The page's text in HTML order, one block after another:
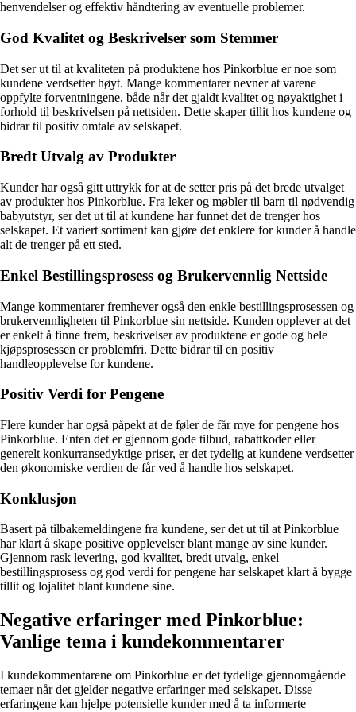
henvendelser og effektiv håndtering av eventuelle problemer.
God Kvalitet og Beskrivelser som Stemmer
Det ser ut til at kvaliteten på produktene hos Pinkorblue er noe som
kundene verdsetter høyt. Mange kommentarer nevner at varene
oppfylte forventningene, både når det gjaldt kvalitet og nøyaktighet i
forhold til beskrivelsen på nettsiden. Dette skaper tillit hos kundene og
bidrar til positiv omtale av selskapet.
Bredt Utvalg av Produkter
Kunder har også gitt uttrykk for at de setter pris på det brede utvalget
av produkter hos Pinkorblue. Fra leker og møbler til barn til nødvendig
babyutstyr, ser det ut til at kundene har funnet det de trenger hos
selskapet. Et variert sortiment kan gjøre det enklere for kunder å handle
alt de trenger på ett sted.
Enkel Bestillingsprosess og Brukervennlig Nettside
Mange kommentarer fremhever også den enkle bestillingsprosessen og
brukervennligheten til Pinkorblue sin nettside. Kunden opplever at det
er enkelt å finne frem, beskrivelser av produktene er gode og hele
kjøpsprosessen er problemfri. Dette bidrar til en positiv
handleopplevelse for kundene.
Positiv Verdi for Pengene
Flere kunder har også påpekt at de føler de får mye for pengene hos
Pinkorblue. Enten det er gjennom gode tilbud, rabattkoder eller
generelt konkurransedyktige priser, er det tydelig at kundene verdsetter
den økonomiske verdien de får ved å handle hos selskapet.
Konklusjon
Basert på tilbakemeldingene fra kundene, ser det ut til at Pinkorblue
har klart å skape positive opplevelser blant mange av sine kunder.
Gjennom rask levering, god kvalitet, bredt utvalg, enkel
bestillingsprosess og god verdi for pengene har selskapet klart å bygge
tillit og lojalitet blant kundene sine.
Negative erfaringer med Pinkorblue:
Vanlige tema i kundekommentarer
I kundekommentarene om Pinkorblue er det tydelige gjennomgående
temaer når det gjelder negative erfaringer med selskapet. Disse
erfaringene kan hjelpe potensielle kunder med å ta informerte